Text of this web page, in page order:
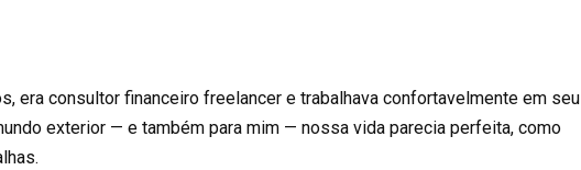
era consultor financeiro freelancer e trabalhava confortavelmente em seu
exterior — e também para mim — nossa vida parecia perfeita, como